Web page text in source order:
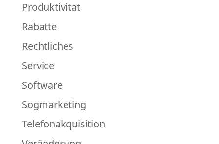
Produktivität
Rabatte
Rechtliches
Service
Software
Sogmarketing
Telefonakquisition